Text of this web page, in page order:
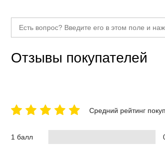
Отзывы покупателей
Средний рейтинг
1 балл